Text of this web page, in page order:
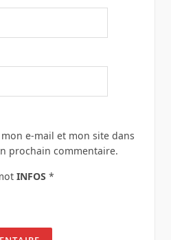
e-mail et mon site dans
prochain commentaire.
INFOS *